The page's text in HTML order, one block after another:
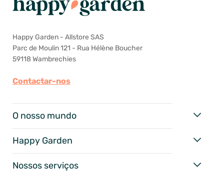
Happy Garden - Allstore SAS
Parc de Moulin 121 - Rua Hélène Boucher
59118 Wambrechies
Contactar-nos
O nosso mundo
Happy Garden
Nossos serviços